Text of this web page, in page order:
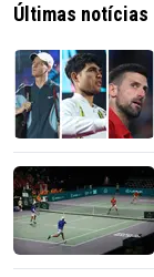
Últimas notícias